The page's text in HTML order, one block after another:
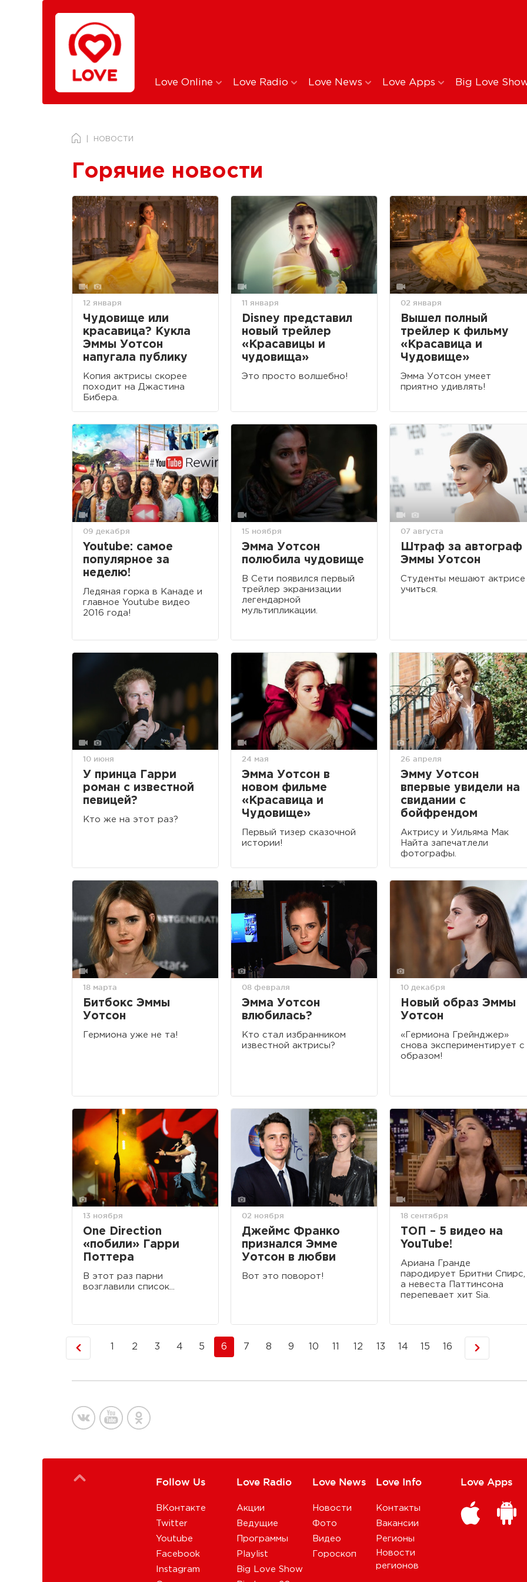
Love Online Love Radio Love News Love Apps Big Love
НОВОСТИ
Горячие новости
12 января
Чудовище или
красавица? Кукла
Эммы Уотсон
напугала публику
Копия актрисы скорее
походит на Джастина
Бибера.
11 января
Disney представил
новый трейлер
«Красавицы и
чудовища»
Это просто волшебно!
02 января
Вышел полный
трейлер к фильму
«Красавица и
Чудовище»
Эмма Уотсон умеет
приятно удивлять!
09 декабря
Youtube: самое
популярное за
неделю!
Ледяная горка в Канаде и
главное Youtube видео
2016 года!
15 ноября
Эмма Уотсон
полюбила чудовище
В Сети появился первый
трейлер экранизации
легендарной
мультипликации.
07 августа
Штраф за автограф
Эммы Уотсон
Студенты мешают актрисе
учиться.
10 июня
У принца Гарри
роман с известной
певицей?
Кто же на этот раз?
24 мая
Эмма Уотсон в
новом фильме
«Красавица и
Чудовище»
Первый тизер сказочной
истории!
26 апреля
Эмму Уотсон
впервые увидели на
свидании с
бойфрендом
Актрису и Уильяма Мак
Найта запечатлели
фотографы.
18 марта
Битбокс Эммы
Уотсон
Гермиона уже не та!
08 февраля
Эмма Уотсон
влюбилась?
Кто стал избранником
известной актрисы?
10 декабря
Новый образ Эммы
Уотсон
«Гермиона Грейнджер»
снова экспериментирует с
образом!
13 ноября
One Direction
«побили» Гарри
Поттера
В этот раз парни
возглавили список...
02 ноября
Джеймс Франко
признался Эмме
Уотсон в любви
Вот это поворот!
18 сентября
ТОП – 5 видео на
YouTube!
Ариана Гранде
пародирует Бритни Спирс,
а невеста Паттинсона
перепевает хит Sia.
2 3 4 5 6 7 8 9 10 12 13 14 15 16
Follow Us
ВКонтакте
Twitter
Youtube
Facebook
Instagram
Love Radio
Акции
Ведущие
Программы
Playlist
Big Love Show
Love News
Новости
Фото
Видео
Гороскоп
Love Info
Контакты
Вакансии
Регионы
Новости
регионов
Love Apps